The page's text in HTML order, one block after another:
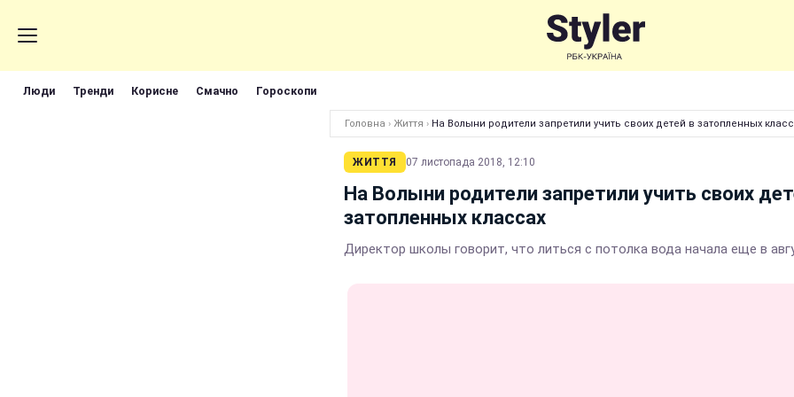
Люди Тренди Корисне Смачно Гороскопи
Головна › Життя › На Волыни родители запретили учить своих детей в затопленных
ЖИТТЯ 07 листопада 2018, 12:10
На Волыни родители запретили учить своих
затопленных классах
Директор школы говорит, что литься с потолка вода начала еще в